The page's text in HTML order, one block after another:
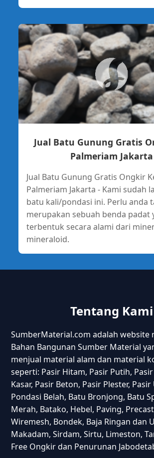
Jual Batu Gunung Gratis
Palmeriam Jakarta
Jual Batu Gunung Gratis Ongkir
Palmeriam Jakarta - Kami sudah
batu kali/pondasi ini. Perlu anda
merupakan sebuah benda padat
terbentuk secara alami dari
mineraloid.
Tentang Kami
SumberMaterial.com adalah website
Bahan Bangunan Sumber Material
menjual material alam dan material
seperti: Pasir Hitam, Pasir Putih,
Kasar, Pasir Beton, Pasir Plester,
Pondasi Belah, Batu Bronjong, Batu
Merah, Batako, Hebel, Paving,
Wiremesh, Bondek, Baja Ringan dan
Makadam, Sirdam, Sirtu, Limeston,
Free Ongkir dan Penurunan